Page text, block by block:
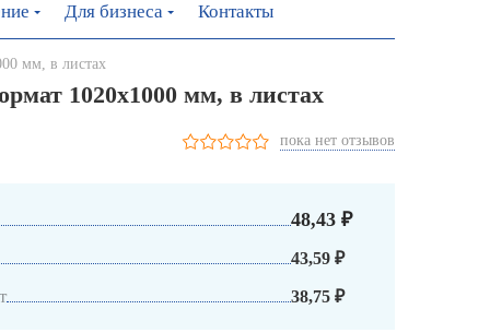
Для бизнеса Контакты
мм, в листах
1020х1000 мм, в листах
пока нет отзывов
48,43 ₽
43,59 ₽
38,75 ₽